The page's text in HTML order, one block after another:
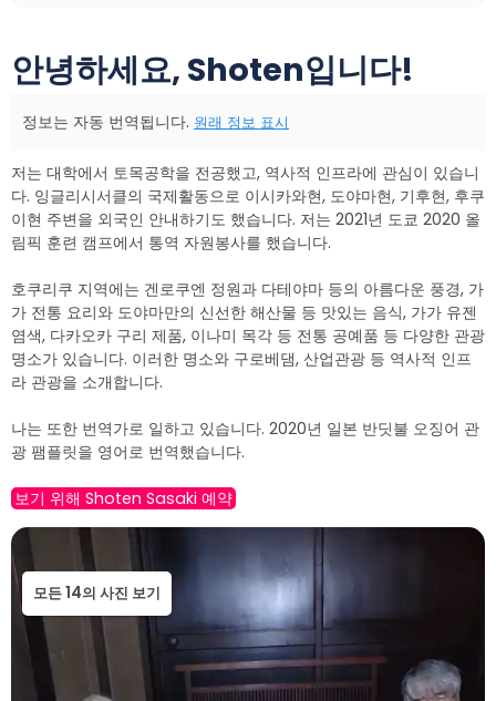
안녕하세요, Shoten입니다!
정보는 자동 번역됩니다. 원래 정보 표시
저는 대학에서 토목공학을 전공했고, 역사적 인프라에 관심이 있습니
다. 잉글리시서클의 국제활동으로 이시카와현, 도야마현, 기후현, 후쿠
이현 주변을 외국인 안내하기도 했습니다. 저는 2021년 도쿄 2020 올
림픽 훈련 캠프에서 통역 자원봉사를 했습니다.
호쿠리쿠 지역에는 겐로쿠엔 정원과 다테야마 등의 아름다운 풍경, 가
가 전통 요리와 도야마만의 신선한 해산물 등 맛있는 음식, 가가 유젠
염색, 다카오카 구리 제품, 이나미 목각 등 전통 공예품 등 다양한 관광
명소가 있습니다. 이러한 명소와 구로베댐, 산업관광 등 역사적 인프
라 관광을 소개합니다.
나는 또한 번역가로 일하고 있습니다. 2020년 일본 반딧불 오징어 관
광 팸플릿을 영어로 번역했습니다.
보기 위해 Shoten Sasaki 예약
모든 14의 사진 보기